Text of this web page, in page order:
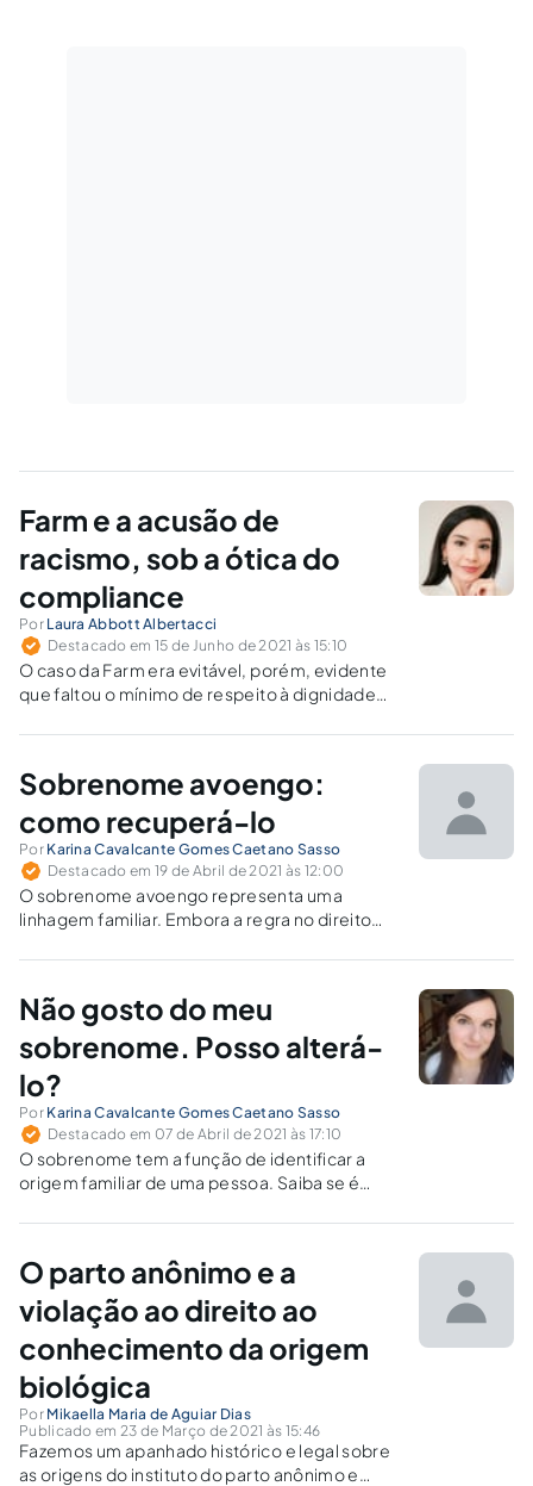
Farm e a acusão de
racismo, sob a ótica do
compliance
Por Laura Abbott Albertacci
Destacado em 15 de Junho de 2021 às 15:10
O caso da Farm era evitável, porém, evidente
que faltou o mínimo de respeito à dignidade
sobre os prováveis impactos que aquela ação
Sobrenome avoengo:
como recuperá-lo
Por Karina Cavalcante Gomes Caetano Sasso
Destacado em 19 de Abril de 2021 às 12:00
O sobrenome avoengo representa uma
linhagem familiar. Embora a regra no direito
possível incluir um sobrenome avoengo aos
Não gosto do meu
sobrenome. Posso alterá-
lo?
Por Karina Cavalcante Gomes Caetano Sasso
Destacado em 07 de Abril de 2021 às 17:10
O sobrenome tem a função de identificar a
origem familiar de uma pessoa. Saiba se é
e qual o meio adequado para tanto.
O parto anônimo e a
violação ao direito ao
conhecimento da origem
biológica
Por Mikaella Maria de Aguiar Dias
Publicado em 23 de Março de 2021 às 15:46
Fazemos um apanhado histórico e legal sobre
as origens do instituto do parto anônimo e